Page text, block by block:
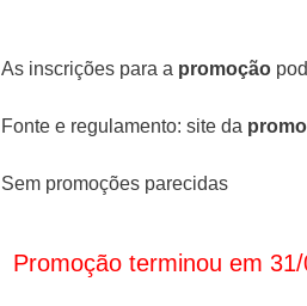
As inscrições para a promoção
Fonte e regulamento: site da
Sem promoções parecidas
Promoção terminou em